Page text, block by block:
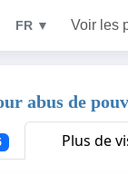
FR ▼ Voir les
abus de
Plus de